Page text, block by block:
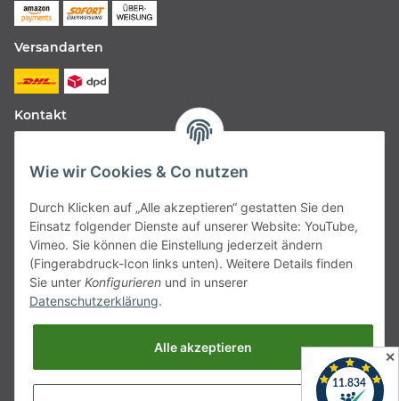
Versandarten
Kontakt
Langstr. 51-53
63450 Hanau
Deutschland
Telefon:06181257350
E-Mail: shop@fabfive24.com
Vertrag widerrufen
Wie wir Cookies & Co nutzen
Durch Klicken auf „Alle akzeptieren“ gestatten Sie den
Einsatz folgender Dienste auf unserer Website: YouTube,
Vimeo. Sie können die Einstellung jederzeit ändern
(Fingerabdruck-Icon links unten). Weitere Details finden
Sie unter Konfigurieren und in unserer
Datenschutzerklärung.
Alle akzeptieren
✕